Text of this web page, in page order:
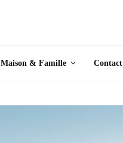
Maison & Famille Contact